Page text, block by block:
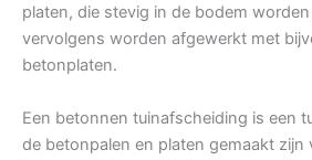
platen, die stevig in de bodem
vervolgens worden afgewerkt met
betonplaten.
Een betonnen tuinafscheiding is een
de betonpalen en platen gemaakt zijn